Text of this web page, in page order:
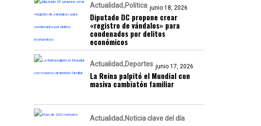
Actualidad Politica junio 18, 2026
Diputado DC propone crear
«registro de vándalos» para
condenados por delitos
económicos
Actualidad Deportes junio 17, 2026
La Reina palpitó el Mundial con
masiva cambiatón familiar
Actualidad Noticia clave del día